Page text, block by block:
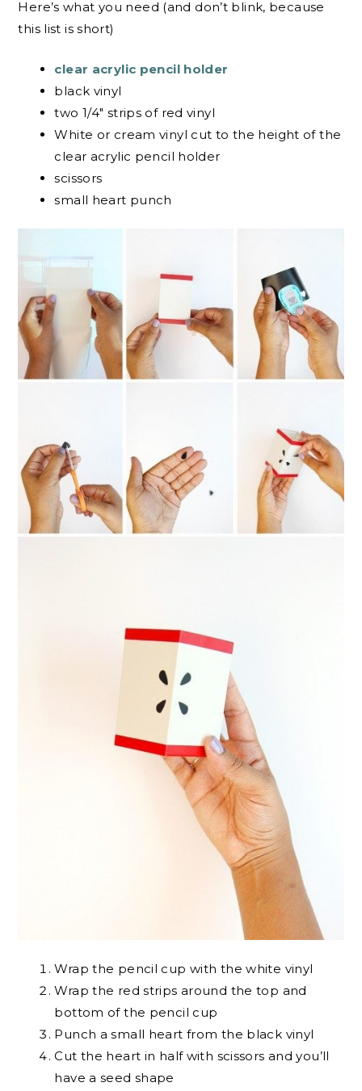
Here’s what you need (and don’t blink, because
this list is short)
clear acrylic pencil holder
black vinyl
two 1/4″ strips of red vinyl
White or cream vinyl cut to the height of the
clear acrylic pencil holder
scissors
small heart punch
Wrap the pencil cup with the white vinyl
Wrap the red strips around the top and
bottom of the pencil cup
Punch a small heart from the black vinyl
Cut the heart in half with scissors and you’ll
have a seed shape